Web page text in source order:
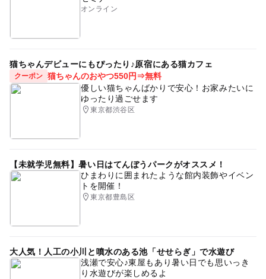
オンライン
猫ちゃんデビューにもぴったり♪原宿にある猫カフェ
クーポン 猫ちゃんのおやつ550円⇒無料
優しい猫ちゃんばかりで安心！お家みたいに
ゆったり過ごせます
東京都渋谷区
【未就学児無料】暑い日はてんぼうパークがオススメ！
ひまわりに囲まれたような館内装飾やイベン
トを開催！
東京都豊島区
大人気！人工の小川と噴水のある池「せせらぎ」で水遊び
浅瀬で安心♪東屋もあり暑い日でも思いっき
り水遊びが楽しめるよ